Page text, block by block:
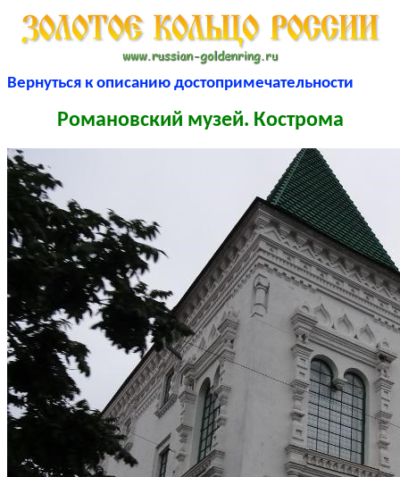
Вернуться к описанию достопримечательности
Романовский музей. Кострома